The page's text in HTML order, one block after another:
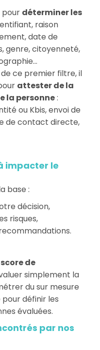
pour déterminer les
raison
date de
genre, citoyenneté,
de ce premier filtre, il
attester de la
la personne:
ou Kbis, envoi de
de contact directe,
impacter le
base :
décision,
risques,
de
simplement la
du sur mesure
définir les
évaluées.
par nos